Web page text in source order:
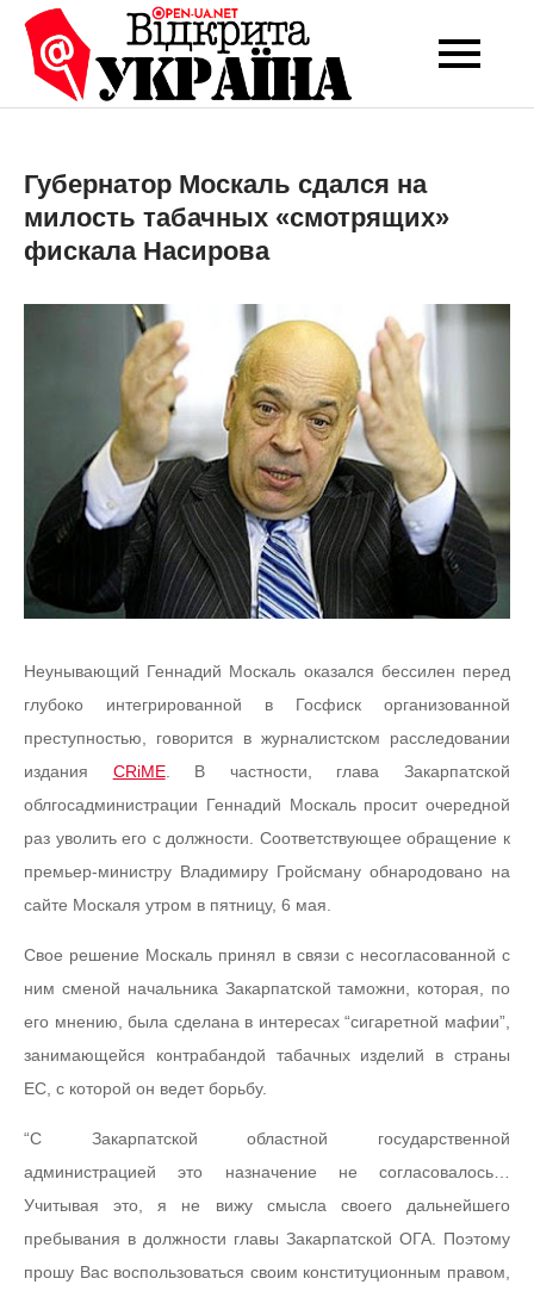
Перейти
вмісту
Open-UA
NET
Це ваше надійне
експертних думок
Губернатор Москаль сдался на
милость табачных «смотрящих»
фискала Насирова
Неунывающий Геннадий Москаль оказался бессилен перед
глубоко интегрированной в Госфиск организованной
преступностью, говорится в журналистском расследовании
издания CRiME. В частности, глава Закарпатской
облгосадминистрации Геннадий Москаль просит очередной
раз уволить его с должности. Соответствующее обращение к
премьер-министру Владимиру Гройсману обнародовано на
сайте Москаля утром в пятницу, 6 мая.
Свое решение Москаль принял в связи с несогласованной с
ним сменой начальника Закарпатской таможни, которая, по
его мнению, была сделана в интересах “сигаретной мафии”,
занимающейся контрабандой табачных изделий в страны
ЕС, с которой он ведет борьбу.
“С Закарпатской областной государственной
администрацией это назначение не согласовалось…
Учитывая это, я не вижу смысла своего дальнейшего
пребывания в должности главы Закарпатской ОГА. Поэтому
прошу Вас воспользоваться своим конституционным правом,